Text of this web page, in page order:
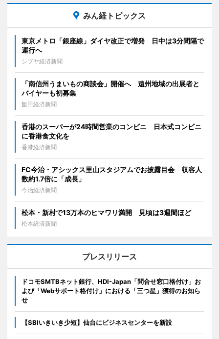
みん経トピックス
東京メトロ「銀座線」ダイヤ改正で増発 日中は3分間隔で
運行へ
シブヤ経済新聞
「南信州うまいもの商談会」開催へ 遠州地域の出展者と
バイヤーも初募集
飯田経済新聞
香港のスーパーが24時間営業のコンビニ 日本式コンビニ
に香港食文化を
香港経済新聞
FC今治・アシックス里山スタジアムでお披露目会 収容人
数約1.7倍に「成長」
今治経済新聞
松本・新村で13万本のヒマワリ満開 見頃は3週間ほど
松本経済新聞
プレスリリース
ドコモSMTBネット銀行、HDI-Japan「問合せ窓口格付け」お
よび「Webサポート格付け」における「三つ星」獲得のお知ら
せ
【SBIいきいき少短】仙台にビジネスセンターを新設